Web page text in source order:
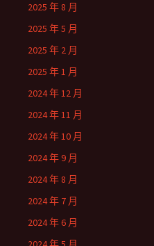
2025 年 8 月
2025 年 5 月
2025 年 2 月
2025 年 1 月
2024 年 12 月
2024 年 11 月
2024 年 10 月
2024 年 9 月
2024 年 8 月
2024 年 7 月
2024 年 6 月